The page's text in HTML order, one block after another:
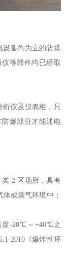
设备均为立的防爆
等部件均已经取
仪及仪表柜，只
爆部分才能通电
2 区场所，具有
或蒸气环境中；
度-20℃～+40℃之
2010《爆炸性环